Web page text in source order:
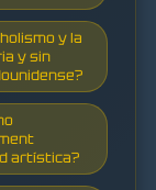
y la
y sin
artística?